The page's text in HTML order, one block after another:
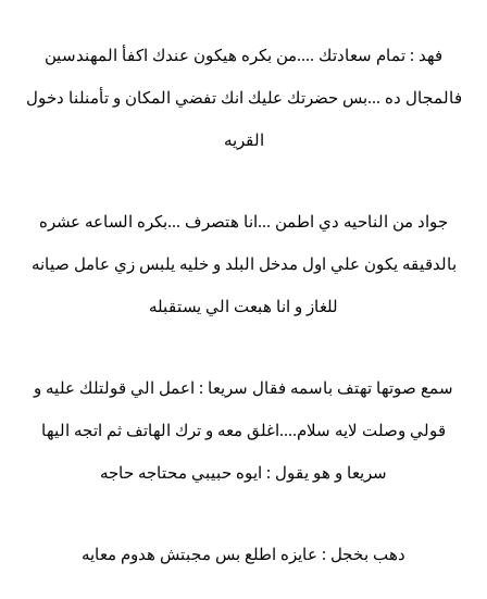
فهد : تمام سعادتك ....من بكره هيكون عندك اكفأ المهندسين
فالمجال ده ...بس حضرتك عليك انك تفضي المكان و تأمنلنا دخول
القريه
جواد من الناحيه دي اطمن ...انا هتصرف ...بكره الساعه عشره
بالدقيقه يكون علي اول مدخل البلد و خليه يلبس زي عامل صيانه
للغاز و انا هبعت الي يستقبله
سمع صوتها تهتف باسمه فقال سريعا : اعمل الي قولتلك عليه و
قولي وصلت لايه سلام....اغلق معه و ترك الهاتف ثم اتجه اليها
سريعا و هو يقول : ايوه حبيبي محتاجه حاجه
دهب بخجل : عايزه اطلع بس مجبتش هدوم معايه